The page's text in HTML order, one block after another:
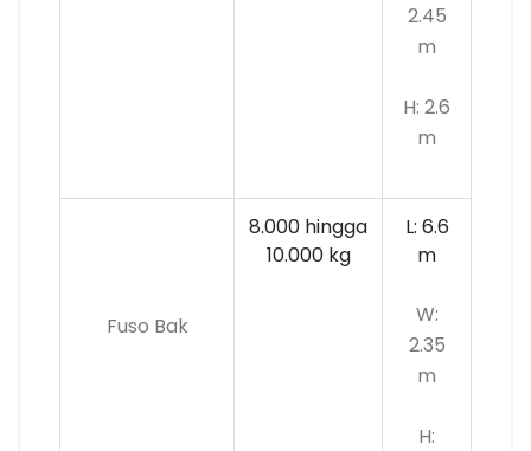
2.45
m
H: 2.6
m
Fuso Bak
8.000 hingga
10.000kg
L: 6.6
m
W:
2.35
m
H: